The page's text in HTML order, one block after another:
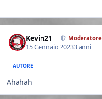
Kevin21 Moderatore
15 Gennaio 20233 anni
AUTORE
Ahahah